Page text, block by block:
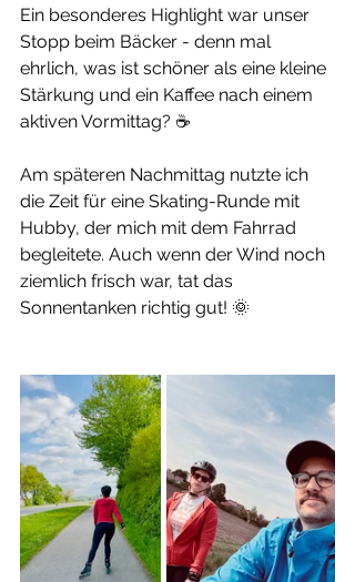
Ein besonderes Highlight war unser
Stopp beim Bäcker - denn mal
ehrlich, was ist schöner als eine kleine
Stärkung und ein Kaffee nach einem
aktiven Vormittag? ☕️
Am späteren Nachmittag nutzte ich
die Zeit für eine Skating-Runde mit
Hubby, der mich mit dem Fahrrad
begleitete. Auch wenn der Wind noch
ziemlich frisch war, tat das
Sonnentanken richtig gut! 🌞